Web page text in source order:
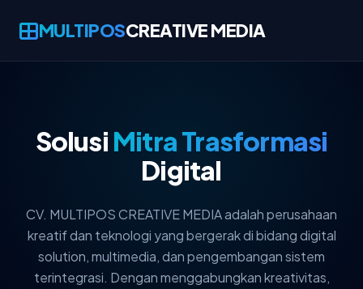
MULTIPOSCREATIVE MEDIA
Solusi Mitra Trasformasi
Digital
CV. MULTIPOS CREATIVE MEDIA adalah perusahaan
kreatif dan teknologi yang bergerak di bidang digital
solution, multimedia, dan pengembangan sistem
terintegrasi. Dengan menggabungkan kreativitas,